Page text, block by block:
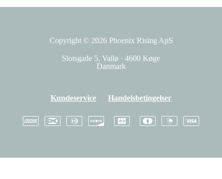
Copyright © 2026 Phoenix Rising ApS
Slotsgade 5, Vallø · 4600 Køge
Danmark
Kundeservice Handelsbetingelser